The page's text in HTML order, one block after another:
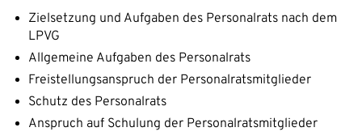
Zielsetzung und Aufgaben des Personalrats nach dem
LPVG
Allgemeine Aufgaben des Personalrats
Freistellungsanspruch der Personalratsmitglieder
Schutz des Personalrats
Anspruch auf Schulung der Personalratsmitglieder